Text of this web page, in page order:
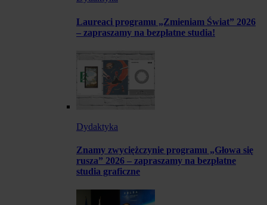
Laureaci programu „Zmieniam Świat” 2026
– zapraszamy na bezpłatne studia!
Dydaktyka
Znamy zwyciężczynie programu „Głowa się
rusza” 2026 – zapraszamy na bezpłatne
studia graficzne